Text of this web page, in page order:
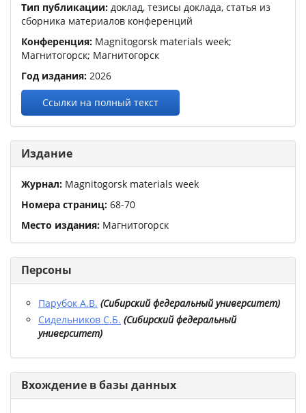
Тип публикации: доклад, тезисы доклада, статья из
сборника материалов конференций
Конференция: Magnitogorsk materials week;
Магнитогорск; Магнитогорск
Год издания: 2026
Ссылки на полный текст
Издание
Журнал: Magnitogorsk materials week
Номера страниц: 68-70
Место издания: Магнитогорск
Персоны
Парубок А.В. (Сибирский федеральный университет)
Сидельников С.Б. (Сибирский федеральный
университет)
Вхождение в базы данных